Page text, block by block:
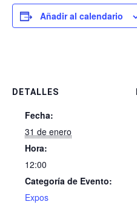
Añadir al calendario
DETALLES
Fecha:
31 de enero
Hora:
12:00
Categoría de Evento:
Expos